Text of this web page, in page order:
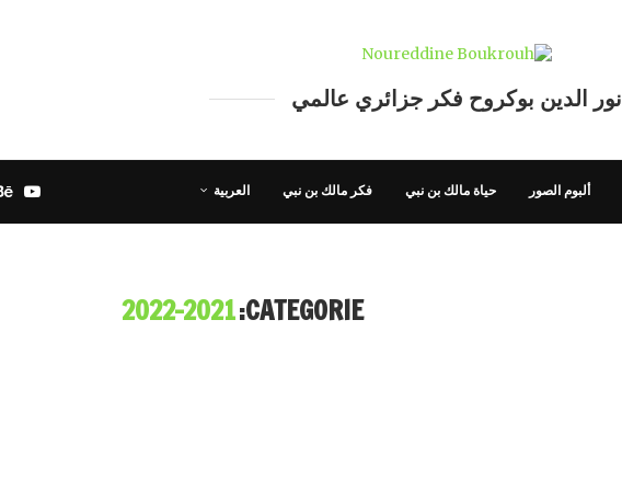
نور الدين بوكروح فكر جزائري عالمي
ألبوم الصور حياة مالك بن نبي فكر مالك بن نبي العربية
CATEGORIE:
2022-2021